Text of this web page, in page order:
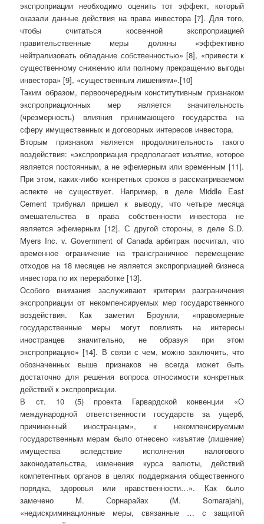
экспроприации необходимо оценить тот эффект, который
оказали данные действия на права инвестора [7]. Для того,
чтобы считаться косвенной экспроприацией
правительственные меры должны «эффективно
нейтрализовать обладание собственностью» [8], «привести к
существенному снижению или полному прекращению выгоды
инвестора» [9], «существенным лишениям».[10]
Таким образом, первоочередным конститутивным признаком
экспроприационных мер является значительность
(чрезмерность) влияния принимающего государства на
сферу имущественных и договорных интересов инвестора.
Вторым признаком является продолжительность такого
воздействия: «экспроприация предполагает изъятие, которое
является постоянным, а не эфемерным или временным [11].
При этом, каких-либо конкретных сроков в рассматриваемом
аспекте не существует. Например, в деле Middle East
Cement трибунал пришел к выводу, что четыре месяца
вмешательства в права собственности инвестора не
является эфемерным [12]. С другой стороны, в деле S.D.
Myers Inc. v. Government of Canada арбитраж посчитал, что
временное ограничение на трансграничное перемещение
отходов на 18 месяцев не является экспроприацией бизнеса
инвестора по их переработке [13].
Особого внимания заслуживают критерии разграничения
экспроприации от некомпенсируемых мер государственного
воздействия. Как заметил Броунли, «правомерные
государственные меры могут повлиять на интересы
иностранцев значительно, не образуя при этом
экспроприацию» [14]. В связи с чем, можно заключить, что
обозначенных выше признаков не всегда может быть
достаточно для решения вопроса относимости конкретных
действий к экспроприации.
В ст. 10 (5) проекта Гарвардской конвенции «О
международной ответственности государств за ущерб,
причиненный иностранцам», к некомпенсируемым
государственным мерам было отнесено «изъятие (лишение)
имущества вследствие исполнения налогового
законодательства, изменения курса валюты, действий
компетентных органов в целях поддержания общественного
порядка, здоровья или нравственности…». Как было
замечено М. Сорнарайах (M. Sornarajah),
«недискриминационные меры, связанные … с защитой